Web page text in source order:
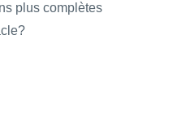
plus complètes